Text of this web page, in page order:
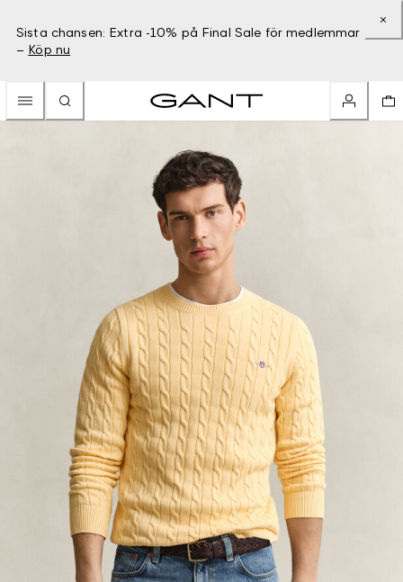
Sista chansen: Extra -10% på Final Sale för medlemmar
– Köp nu